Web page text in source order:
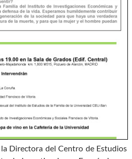
Directora del Centro de Estudios